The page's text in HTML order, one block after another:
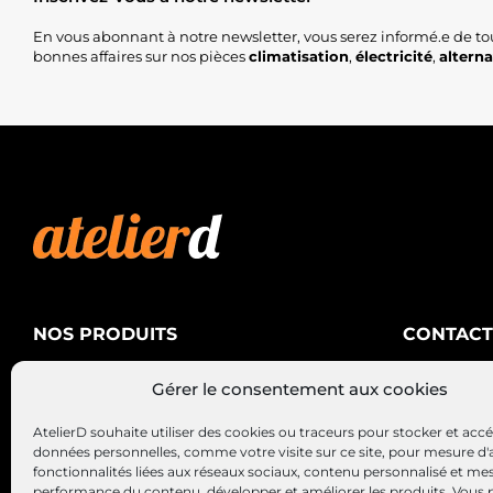
Gérer le consentement aux cookies
AtelierD souhaite utiliser des cookies ou traceurs pour stocker et
données personnelles, comme votre visite sur ce site, pour mesure
fonctionnalités liées aux réseaux sociaux, contenu personnalisé et
En vous abonnant à notre newsletter, vous serez informé.e de
bonnes affaires sur nos piècesclimatisation, électricité,
NOS PRODUITS
Alternateurs – Démarreurs
CONTACT
AtelierD
88200
03 29 22 34